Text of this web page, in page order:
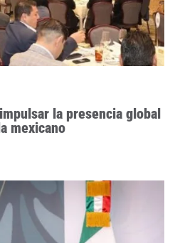
la presencia global
mexicano